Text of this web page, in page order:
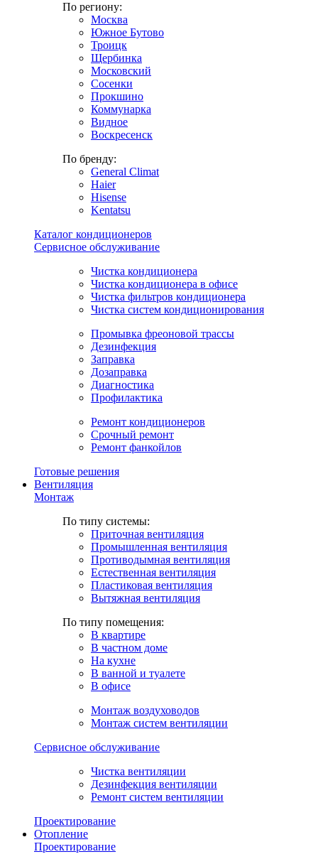
По региону:
Москва
Южное Бутово
Троицк
Щербинка
Московский
Сосенки
Прокшино
Коммунарка
Видное
Воскресенск
По бренду:
General Climat
Haier
Hisense
Kentatsu
Каталог кондиционеров
Сервисное обслуживание
Чистка кондиционера
Чистка кондиционера в офисе
Чистка фильтров кондиционера
Чистка систем кондиционирования
Промывка фреоновой трассы
Дезинфекция
Заправка
Дозаправка
Диагностика
Профилактика
Ремонт кондиционеров
Срочный ремонт
Ремонт фанкойлов
Готовые решения
Вентиляция
Монтаж
По типу системы:
Приточная вентиляция
Промышленная вентиляция
Противодымная вентиляция
Естественная вентиляция
Пластиковая вентиляция
Вытяжная вентиляция
По типу помещения:
В квартире
В частном доме
На кухне
В ванной и туалете
В офисе
Монтаж воздуховодов
Монтаж систем вентиляции
Сервисное обслуживание
Чистка вентиляции
Дезинфекция вентиляции
Ремонт систем вентиляции
Проектирование
Отопление
Проектирование